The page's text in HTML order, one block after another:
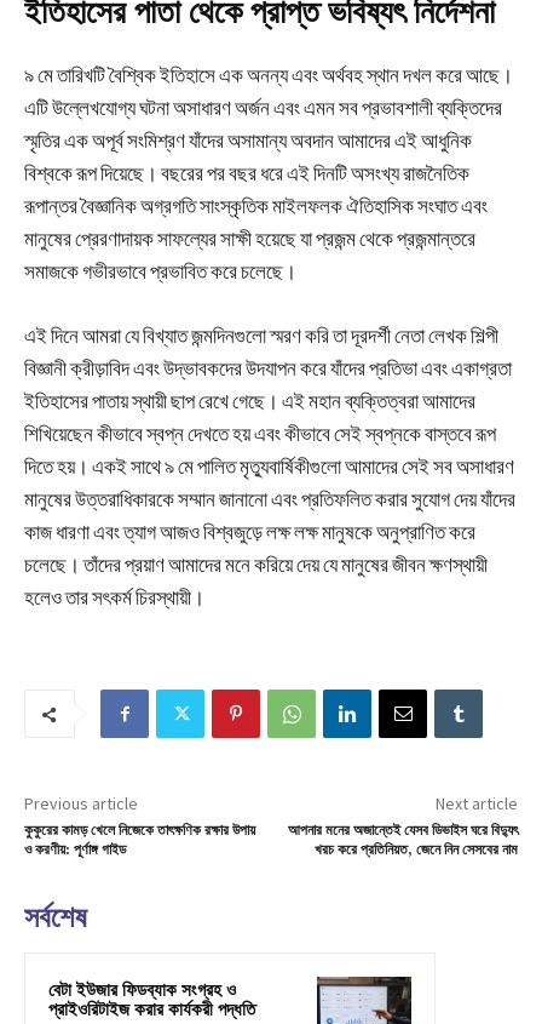
ইতিহাসের পাতা থেকে প্রাপ্ত ভবিষ্যৎ নির্দেশনা
৯ মে তারিখটি বৈশ্বিক ইতিহাসে এক অনন্য এবং অর্থবহ স্থান দখল করে আছে।
এটি উল্লেখযোগ্য ঘটনা অসাধারণ অর্জন এবং এমন সব প্রভাবশালী ব্যক্তিদের
স্মৃতির এক অপূর্ব সংমিশ্রণ যাঁদের অসামান্য অবদান আমাদের এই আধুনিক
বিশ্বকে রূপ দিয়েছে। বছরের পর বছর ধরে এই দিনটি অসংখ্য রাজনৈতিক
রূপান্তর বৈজ্ঞানিক অগ্রগতি সাংস্কৃতিক মাইলফলক ঐতিহাসিক সংঘাত এবং
মানুষের প্রেরণাদায়ক সাফল্যের সাক্ষী হয়েছে যা প্রজন্ম থেকে প্রজন্মান্তরে
সমাজকে গভীরভাবে প্রভাবিত করে চলেছে।
এই দিনে আমরা যে বিখ্যাত জন্মদিনগুলো স্মরণ করি তা দূরদর্শী নেতা লেখক শিল্পী
বিজ্ঞানী ক্রীড়াবিদ এবং উদ্ভাবকদের উদযাপন করে যাঁদের প্রতিভা এবং একাগ্রতা
ইতিহাসের পাতায় স্থায়ী ছাপ রেখে গেছে। এই মহান ব্যক্তিত্বরা আমাদের
শিখিয়েছেন কীভাবে স্বপ্ন দেখতে হয় এবং কীভাবে সেই স্বপ্নকে বাস্তবে রূপ
দিতে হয়। একই সাথে ৯ মে পালিত মৃত্যুবার্ষিকীগুলো আমাদের সেই সব অসাধারণ
মানুষের উত্তরাধিকারকে সম্মান জানানো এবং প্রতিফলিত করার সুযোগ দেয় যাঁদের
কাজ ধারণা এবং ত্যাগ আজও বিশ্বজুড়ে লক্ষ লক্ষ মানুষকে অনুপ্রাণিত করে
চলেছে। তাঁদের প্রয়াণ আমাদের মনে করিয়ে দেয় যে মানুষের জীবন ক্ষণস্থায়ী
হলেও তার সৎকর্ম চিরস্থায়ী।
Previous article
কুকুরের কামড় খেলে নিজেকে তাৎক্ষণিক রক্ষার উপায়
ও করণীয়: পূর্ণাঙ্গ গাইড
Next article
আপনার মনের অজান্তেই যেসব ডিভাইস ঘরে বিদ্যুৎ
খরচ করে প্রতিনিয়ত, জেনে নিন সেসবের নাম
সর্বশেষ
বেটা ইউজার ফিডব্যাক সংগ্রহ ও
প্রাইওরিটাইজ করার কার্যকরী পদ্ধতি